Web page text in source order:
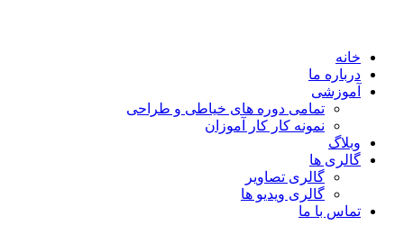
خانه
درباره ما
آموزشی
تمامی دوره های خیاطی و طراحی
نمونه کار کار آموزان
وبلاگ
گالری ها
گالری تصاویر
گالری ویدیو ها
تماس با ما